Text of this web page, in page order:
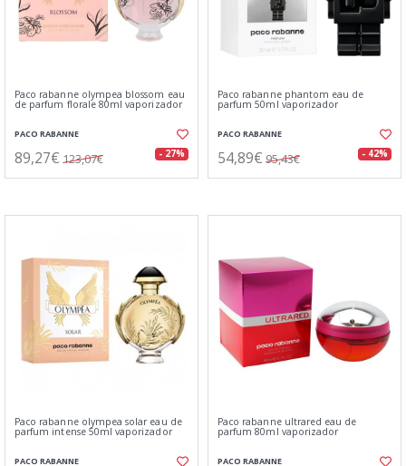
Paco rabanne olympea blossom eau
de parfum florale 80ml vaporizador
PACO RABANNE
89,27€ 123,07€ - 27%
Paco rabanne phantom eau de
parfum 50ml vaporizador
PACO RABANNE
54,89€ 95,43€ - 42%
Paco rabanne olympea solar eau de
parfum intense 50ml vaporizador
PACO RABANNE
Paco rabanne ultrared eau de
parfum 80ml vaporizador
PACO RABANNE